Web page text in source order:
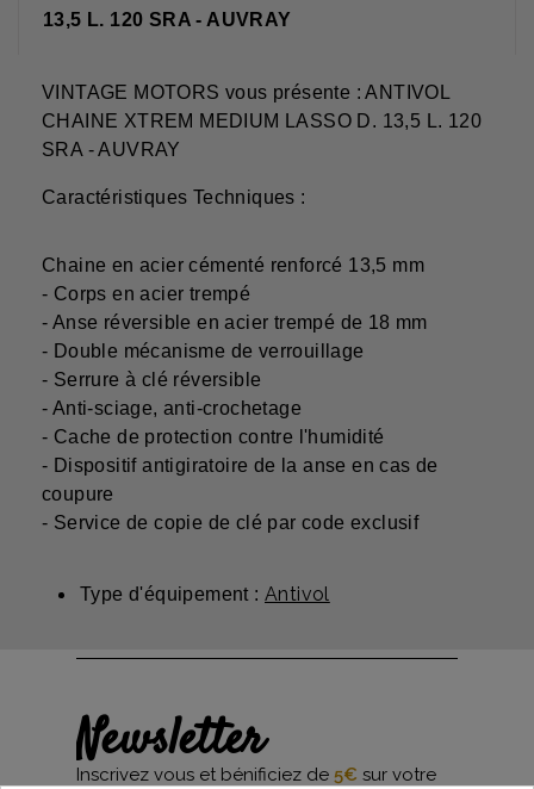
13,5 L. 120 SRA - AUVRAY
VINTAGE MOTORS vous présente : ANTIVOL
CHAINE XTREM MEDIUM LASSO D. 13,5 L. 120
SRA - AUVRAY
Caractéristiques Techniques :
Chaine en acier cémenté renforcé 13,5 mm
- Corps en acier trempé
- Anse réversible en acier trempé de 18 mm
- Double mécanisme de verrouillage
- Serrure à clé réversible
- Anti-sciage, anti-crochetage
- Cache de protection contre l'humidité
- Dispositif antigiratoire de la anse en cas de
coupure
- Service de copie de clé par code exclusif
Type d'équipement : Antivol
Newsletter
Inscrivez vous et bénificiez de 5€ sur votre